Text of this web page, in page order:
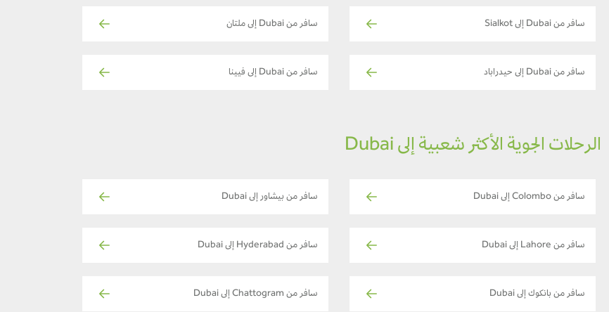
سافر من Dubai إلى Sialkot سافر من Dubai إلى ملتان
سافر من Dubai إلى حيدراباد سافر من Dubai إلى فيينا
الرحلات الجوية الأكثر شعبية إلى Dubai
سافر من Colombo إلى Dubai سافر من بيشاور إلى Dubai
سافر من Lahore إلى Dubai سافر من Hyderabad إلى Dubai
سافر من بانكوك إلى Dubai سافر من Chattogram إلى Dubai